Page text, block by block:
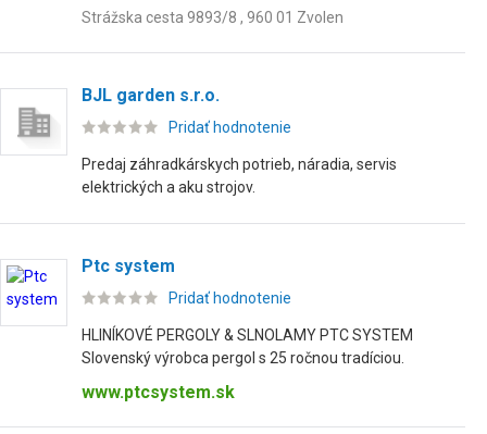
Strážska cesta 9893/8 , 960 01 Zvolen
BJL garden s.r.o.
Pridať hodnotenie
Predaj záhradkárskych potrieb, náradia, servis
elektrických a aku strojov.
Ptc system
Pridať hodnotenie
HLINÍKOVÉ PERGOLY & SLNOLAMY PTC SYSTEM
Slovenský výrobca pergol s 25 ročnou tradíciou.
www.ptcsystem.sk